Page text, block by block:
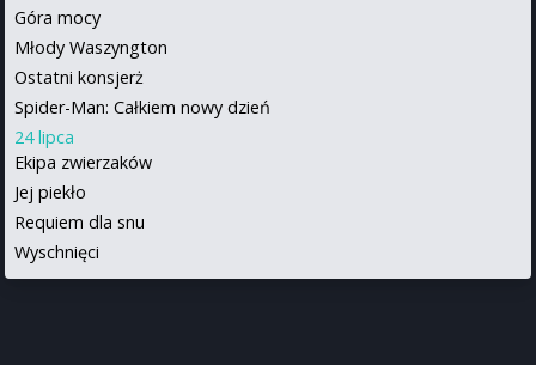
Góra mocy
Młody Waszyngton
Ostatni konsjerż
Spider-Man: Całkiem nowy dzień
24 lipca
Ekipa zwierzaków
Jej piekło
Requiem dla snu
Wyschnięci